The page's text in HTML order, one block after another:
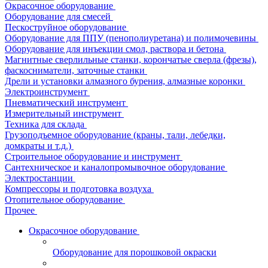
Окрасочное оборудование
Оборудование для смесей
Пескоструйное оборудование
Оборудование для ППУ (пенополиуретана) и полимочевины
Оборудование для инъекции смол, раствора и бетона
Магнитные сверлильные станки, корончатые сверла (фрезы),
фаскосниматели, заточные станки
Дрели и установки алмазного бурения, алмазные коронки
Электроинструмент
Пневматический инструмент
Измерительный инструмент
Техника для склада
Грузоподъемное оборудование (краны, тали, лебедки,
домкраты и т.д.)
Строительное оборудование и инструмент
Сантехническое и каналопромывочное оборудование
Электростанции
Компрессоры и подготовка воздуха
Отопительное оборудование
Прочее
Окрасочное оборудование
Оборудование для порошковой окраски